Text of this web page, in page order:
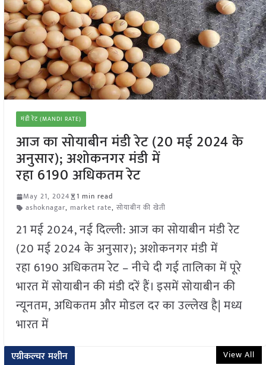
मंडी रेट (MANDI RATE)
आज का सोयाबीन मंडी रेट (20 मई 2024 के
अनुसार); अशोकनगर मंडी में
रहा 6190 अधिकतम रेट
May 21, 2024
1 min read
ashoknagar, market rate, सोयाबीन की खेती
21 मई 2024, नई दिल्ली: आज का सोयाबीन मंडी रेट
(20 मई 2024 के अनुसार); अशोकनगर मंडी में
रहा 6190 अधिकतम रेट – नीचे दी गई तालिका में पूरे
भारत में सोयाबीन की मंडी दरें हैं। इसमें सोयाबीन की
न्यूनतम, अधिकतम और मोडल दर का उल्लेख है| मध्य
भारत में
एग्रीकल्चर मशीन View All